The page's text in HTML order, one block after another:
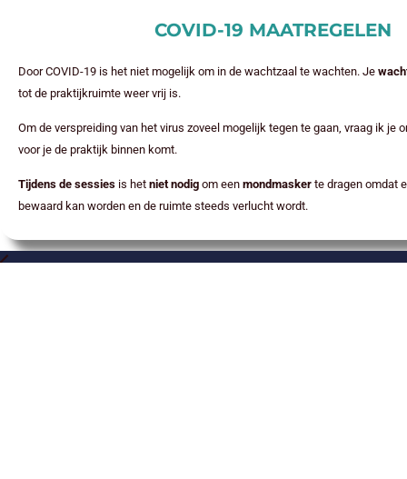
COVID-19 MAATREGELEN
Door COVID-19 is het niet mogelijk om in de wachtzaal te wachten. Je
tot de praktijkruimte weer vrij is.
Om de verspreiding van het virus zoveel mogelijk tegen te gaan, vraag ik je
voor je de praktijk binnen komt.
Tijdens de sessies is het niet nodig om een mondmasker te dragen omdat
bewaard kan worden en de ruimte steeds verlucht wordt.